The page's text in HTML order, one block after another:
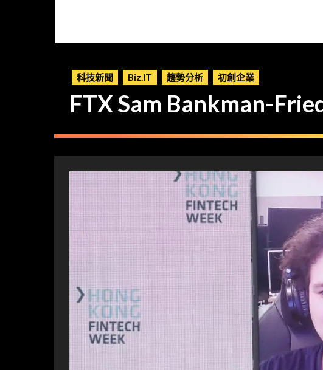
科技新聞 Biz.IT 趨勢分析 初創企業
FTX Sam Bankman-